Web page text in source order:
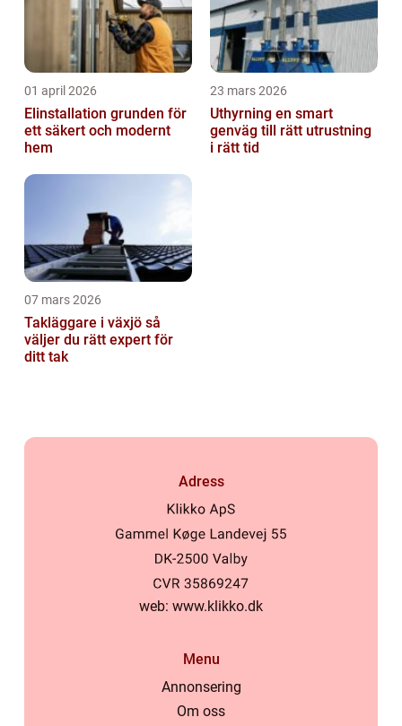
01 april 2026
Elinstallation grunden för
ett säkert och modernt
hem
23 mars 2026
Uthyrning en smart
genväg till rätt utrustning
i rätt tid
07 mars 2026
Takläggare i växjö så
väljer du rätt expert för
ditt tak
Adress
web: www.klikko.dk
Menu
Annonsering
Om oss